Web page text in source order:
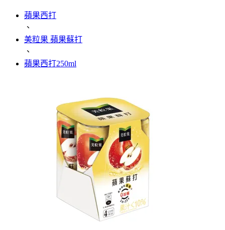
蘋果西打
、
美粒果 蘋果蘇打
、
蘋果西打250ml